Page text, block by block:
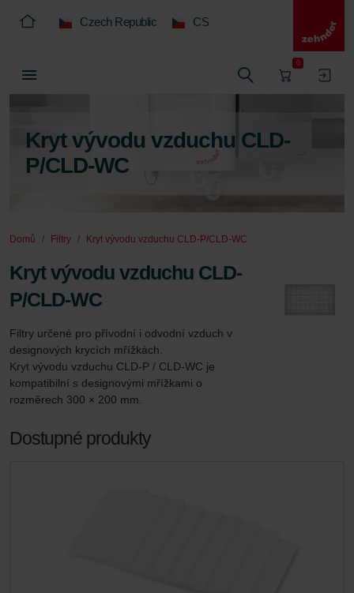
Czech Republic CS
0
Kryt vývodu vzduchu CLD-
P/CLD-WC
Domů Filtry Kryt vývodu vzduchu CLD-P/CLD-WC
Kryt vývodu vzduchu CLD-
P/CLD-WC
Filtry určené pro přívodní i odvodní vzduch v
designových krycích mřížkách.
Kryt vývodu vzduchu CLD-P / CLD-WC je
kompatibilní s designovými mřížkami o
rozměrech 300 × 200 mm.
Dostupné produkty